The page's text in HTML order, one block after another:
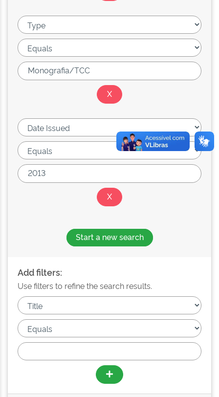
Start a new search
Add filters:
Use filters to refine the search results.